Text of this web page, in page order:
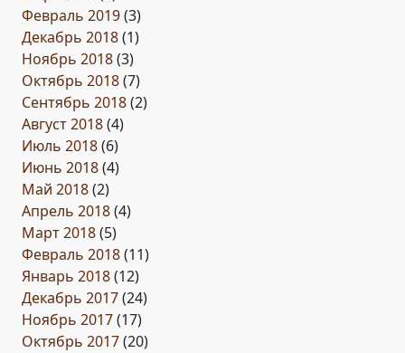
Февраль 2019(3)
Декабрь 2018(1)
Ноябрь 2018(3)
Октябрь 2018(7)
Сентябрь 2018(2)
Август 2018(4)
Июль 2018(6)
Июнь 2018(4)
Май 2018(2)
Апрель 2018(4)
Март 2018(5)
Февраль 2018(11)
Январь 2018(12)
Декабрь 2017(24)
Ноябрь 2017(17)
Октябрь 2017(20)